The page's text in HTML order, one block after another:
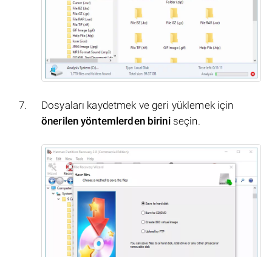
Dosyaları kaydetmek ve geri yüklemek için
önerilen yöntemlerden biriniseçin.